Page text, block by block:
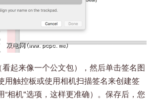
看起来像一个公文包），然后单击签名图
用触控板或使用相机扫描签名来创建签
“相机"选项，这样更准确）。保存后，您